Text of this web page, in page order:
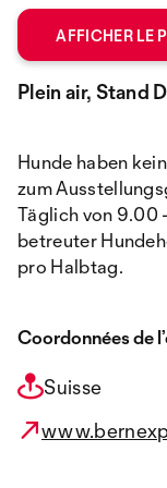
AFFICHER LE
Plein air, Stand
Hunde haben
zum
Täglich von 9.00
betreuter
pro Halbtag.
Coordonnées de
Suisse